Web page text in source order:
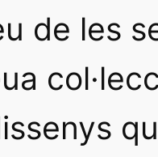
de les